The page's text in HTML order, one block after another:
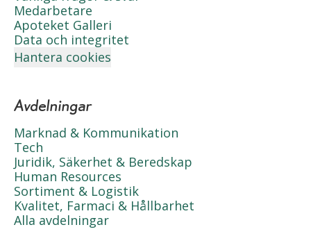
Medarbetare
Apoteket Galleri
Data och integritet
Hantera cookies
Avdelningar
Marknad & Kommunikation
Tech
Juridik, Säkerhet & Beredskap
Human Resources
Sortiment & Logistik
Kvalitet, Farmaci & Hållbarhet
Alla avdelningar